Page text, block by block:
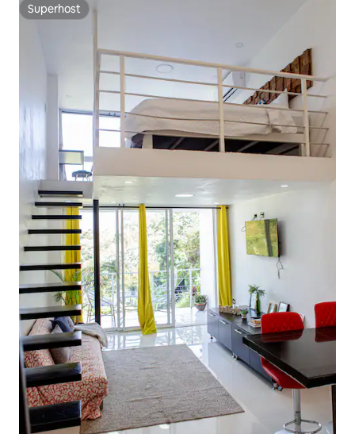
Superhost
Superhost